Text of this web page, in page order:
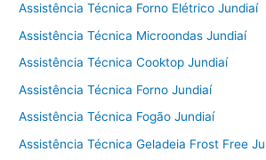
Assistência Técnica Forno Elétrico Jundiaí
Assistência Técnica Microondas Jundiaí
Assistência Técnica Cooktop Jundiaí
Assistência Técnica Forno Jundiaí
Assistência Técnica Fogão Jundiaí
Assistência Técnica Geladeia Frost Free